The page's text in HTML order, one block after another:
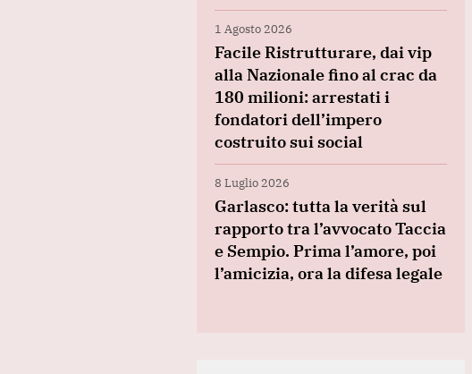
1 Agosto 2026
Facile Ristrutturare, dai vip
alla Nazionale fino al crac da
180 milioni: arrestati i
fondatori dell’impero
costruito sui social
8 Luglio 2026
Garlasco: tutta la verità sul
rapporto tra l’avvocato Taccia
e Sempio. Prima l’amore, poi
l’amicizia, ora la difesa legale